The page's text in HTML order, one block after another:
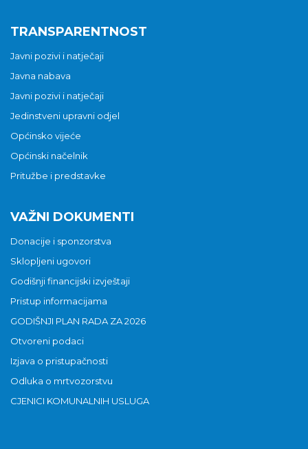
TRANSPARENTNOST
Javni pozivi i natječaji
Javna nabava
Javni pozivi i natječaji
Jedinstveni upravni odjel
Općinsko vijeće
Općinski načelnik
Pritužbe i predstavke
VAŽNI DOKUMENTI
Donacije i sponzorstva
Sklopljeni ugovori
Godišnji financijski izvještaji
Pristup informacijama
GODIŠNJI PLAN RADA ZA 2026
Otvoreni podaci
Izjava o pristupačnosti
Odluka o mrtvozorstvu
CJENICI KOMUNALNIH USLUGA